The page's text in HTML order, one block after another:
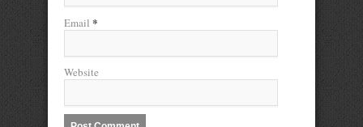
Email *
Website